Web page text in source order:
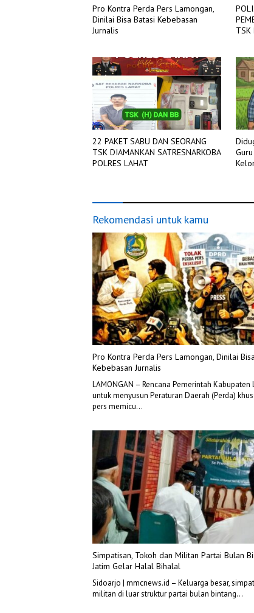
Pro Kontra Perda Pers Lamongan,
Dinilai Bisa Batasi Kebebasan
Jurnalis
TSK
22 PAKET SABU DAN SEORANG
TSK DIAMANKAN SATRESNARKOBA
POLRES LAHAT
Rekomendasi untuk kamu
Pro Kontra Perda Pers Lamongan, Dinilai
Kebebasan Jurnalis
LAMONGAN – Rencana Pemerintah Kabupaten
untuk menyusun Peraturan Daerah (Perda)
pers memicu…
Simpatisan, Tokoh dan Militan Partai Bulan
Jatim Gelar Halal Bihalal
Sidoarjo | mmcnews.id – Keluarga besar,
militan di luar struktur partai bulan bintang…